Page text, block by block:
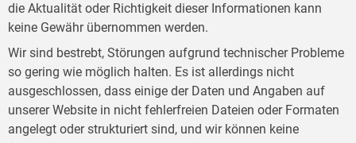
die Aktualität oder Richtigkeit dieser Informationen kann
keine Gewähr übernommen werden.
Wir sind bestrebt, Störungen aufgrund technischer Probleme
so gering wie möglich halten. Es ist allerdings nicht
ausgeschlossen, dass einige der Daten und Angaben auf
unserer Website in nicht fehlerfreien Dateien oder Formaten
angelegt oder strukturiert sind, und wir können keine